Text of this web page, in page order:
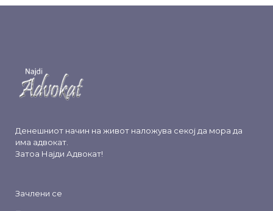
Денешниот начин на живот наложува секој да мора да
има адвокат.
Затоа Најди Адвокат!
Зачлени се